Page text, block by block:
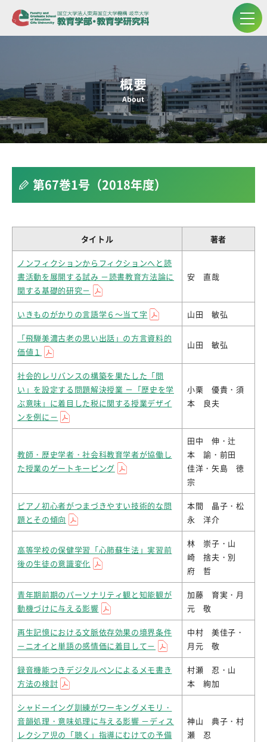
概要
About
第67巻1号（2018年度）
タイトル 著者
ノンフィクションからフィクションへと読
書活動を展開する試み －読書教育方法論に
関する基礎的研究－
安 直哉
いきものがかりの言語学６～当て字 山田 敏弘
「飛騨美濃古老の思い出話」の方言資料的
価値１
山田 敏弘
社会的レリバンスの構築を果たした「問
い」を設定する問題解決授業 －「歴史を学
ぶ意味」に着目した税に関する授業デザイ
ンを例に－
小栗 優貴・須
本 良夫
教師・歴史学者・社会科教育学者が協働し
た授業のゲートキーピング
田中 伸・辻
本 諭・前田
佳洋・矢島 徳
宗
ピアノ初心者がつまづきやすい技術的な問
題とその傾向
本間 晶子・松
永 洋介
高等学校の保健学習「心肺蘇生法」実習前
後の生徒の意識変化
林 崇子・山
崎 捨夫・別
府 哲
青年期前期のパーソナリティ観と知能観が
動機づけに与える影響
加藤 育実・月
元 敬
再生記憶における文脈依存効果の境界条件
－ニオイと単語の感情価に着目して－
中村 美佳子・
月元 敬
録音機能つきデジタルペンによるメモ書き
方法の検討
村瀬 忍・山
本 絢加
シャドーイング訓練がワーキングメモリ・
音韻処理・意味処理に与える影響 －ディス
レクシア児の「聴く」指導にむけての予備
神山 典子・村
瀬 忍